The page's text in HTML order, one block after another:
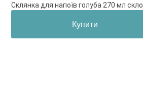
Склянка для напоїв голуба 270 мл скло
Купити